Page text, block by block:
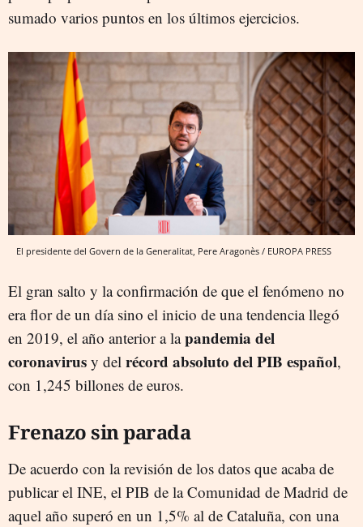
sumado varios puntos en los últimos ejercicios.
El presidente del Govern de la Generalitat, Pere Aragonès / EUROPA PRESS
El gran salto y la confirmación de que el fenómeno no
era flor de un día sino el inicio de una tendencia llegó
en 2019, el año anterior a lapandemia del
coronavirus y del récord absoluto del PIB español,
con 1,245 billones de euros.
Frenazo sin parada
De acuerdo con la revisión de los datos que acaba de
publicar el INE, el PIB de la Comunidad de Madrid de
aquel año superó en un 1,5% al de Cataluña, con una